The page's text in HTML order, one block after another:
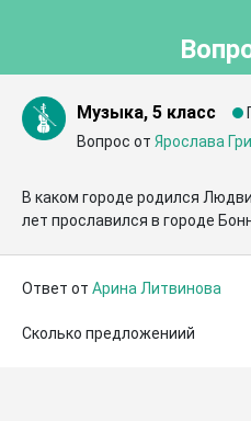
Музыка, 5 класс
Вопрос от Ярослава
В каком городе родился
лет прославился в городе
Ответ от Арина Литвинова
Сколько предложениий